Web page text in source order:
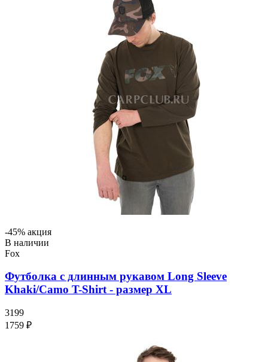
-45% акция
В наличии
Fox
Футболка с длинным рукавом Long Sleeve
Khaki/Camo T-Shirt - размер XL
3199
1759 ₽